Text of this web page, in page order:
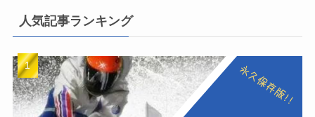
人気記事ランキング